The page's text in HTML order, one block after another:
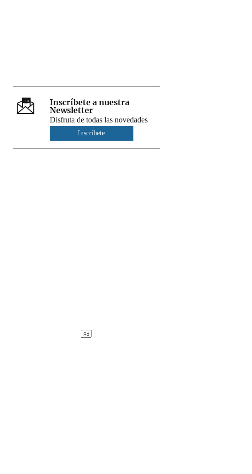
Inscríbete a nuestra
Newsletter
Disfruta de todas las novedades
Inscríbete